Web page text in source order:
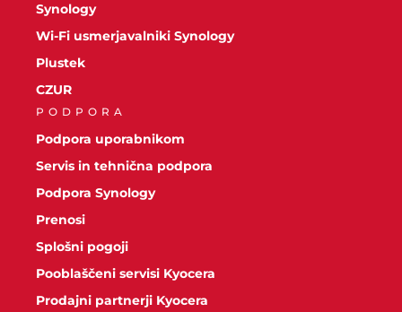
Synology
Wi-Fi usmerjavalniki Synology
Plustek
CZUR
PODPORA
Podpora uporabnikom
Servis in tehnična podpora
Podpora Synology
Prenosi
Splošni pogoji
Pooblaščeni servisi Kyocera
Prodajni partnerji Kyocera